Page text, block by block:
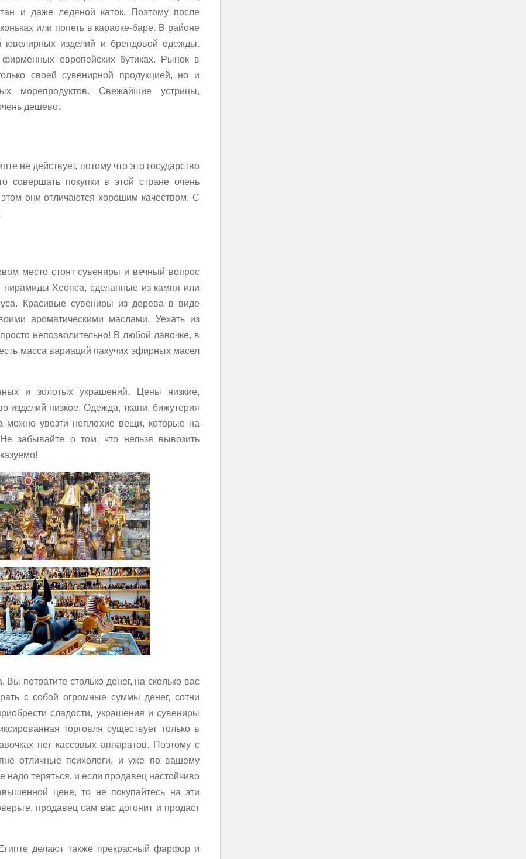
и даже ледяной каток. Поэтому после
или попеть в караоке-баре. В районе
изделий и брендовой одежды.
европейских бутиках. Рынок в
своей сувенирной продукцией, но и
морепродуктов. Свежайшие устрицы,
дешево.
не действует, потому что это государство
совершать покупки в этой стране очень
они отличаются хорошим качеством. С
место стоят сувениры и вечный вопрос
пирамиды Хеопса, сделанные из камня или
Красивые сувениры из дерева в виде
ароматическими маслами. Уехать из
непозволительно! В любой лавочке, в
масса вариаций пахучих эфирных масел
и золотых украшений. Цены низкие,
изделий низкое. Одежда, ткани, бижутерия
можно увезти неплохие вещи, которые на
забывайте о том, что нельзя вывозить
потратите столько денег, на сколько вас
с собой огромные суммы денег, сотни
сладости, украшения и сувениры
торговля существует только в
нет кассовых аппаратов. Поэтому с
отличные психологи, и уже по вашему
теряться, и если продавец настойчиво
цене, то не покупайтесь на эти
продавец сам вас догонит и продаст
делают также прекрасный фарфор и